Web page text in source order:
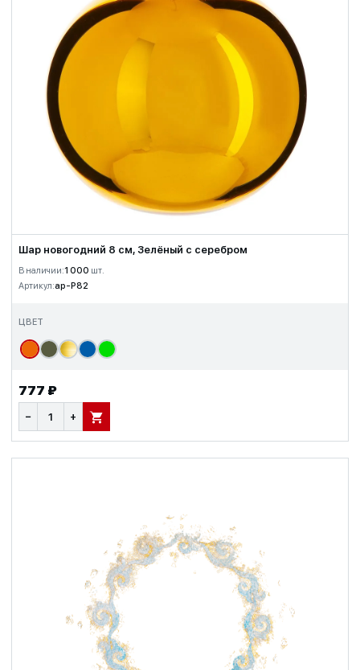
Шар новогодний 8 см, Зелёный с серебром
В наличии:1 000 шт.
Артикул:ap-P82
ЦВЕТ
777 ₽
− + В КОРЗИНУ